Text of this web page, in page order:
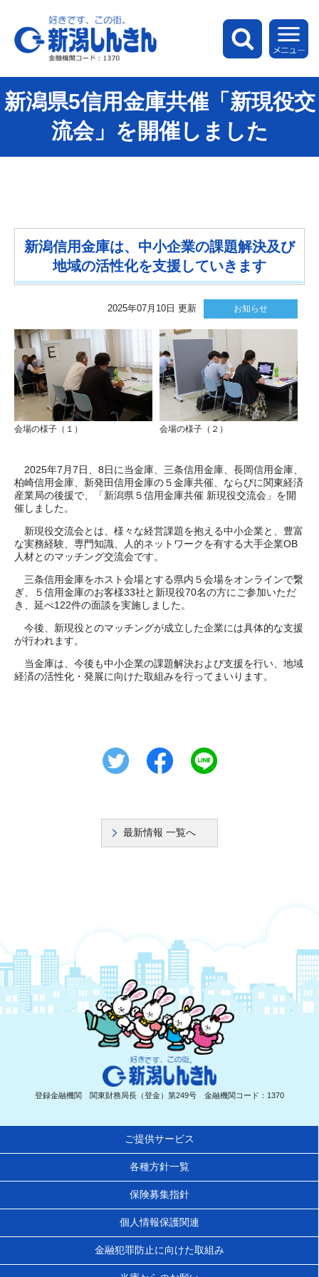
新潟しんきん
検索
新潟県5信用金庫共催「新現役交
流会」を開催しました
新潟信用金庫は、中小企業の課題解決及び
地域の活性化を支援していきます
2025年07月10日 更新 お知らせ
会場の様子（１） 会場の様子（２）
2025年7月7日、8日に当金庫、三条信用金庫、長岡信用金庫、
柏崎信用金庫、新発田信用金庫の５金庫共催、ならびに関東経済
産業局の後援で、「新潟県５信用金庫共催 新現役交流会」を開
催しました。
新現役交流会とは、様々な経営課題を抱える中小企業と、豊富
な実務経験、専門知識、人的ネットワークを有する大手企業OB
人材とのマッチング交流会です。
三条信用金庫をホスト会場とする県内５会場をオンラインで繋
ぎ、５信用金庫のお客様33社と新現役70名の方にご参加いただ
き、延べ122件の面談を実施しました。
今後、新現役とのマッチングが成立した企業には具体的な支援
が行われます。
当金庫は、今後も中小企業の課題解決および支援を行い、地域
経済の活性化・発展に向けた取組みを行ってまいります。
最新情報 一覧へ
登録金融機関 関東財務局長（登金）第249号 金融機関コード：1370
ご提供サービス
各種方針一覧
保険募集指針
個人情報保護関連
金融犯罪防止に向けた取組み